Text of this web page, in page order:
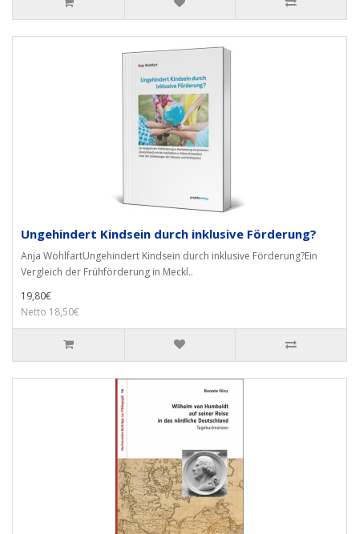
Ungehindert Kindsein durch inklusive Förderung?
Anja WohlfartUngehindert Kindsein durch inklusive Förderung?Ein
Vergleich der Frühförderung in Meckl..
19,80€
Netto 18,50€